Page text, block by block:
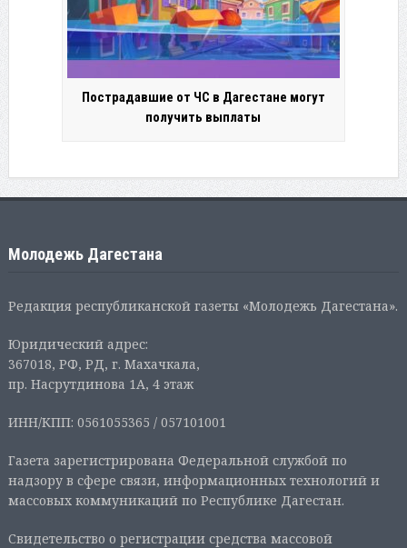
Пострадавшие от ЧС в Дагестане могут
получить выплаты
Молодежь Дагестана
Редакция республиканской газеты «Молодежь Дагестана».
Юридический адрес:
367018, РФ, РД, г. Махачкала,
пр. Насрутдинова 1А, 4 этаж
ИНН/КПП: 0561055365 / 057101001
Газета зарегистрирована Федеральной службой по
надзору в сфере связи, информационных технологий и
массовых коммуникаций по Республике Дагестан.
Свидетельство о регистрации средства массовой